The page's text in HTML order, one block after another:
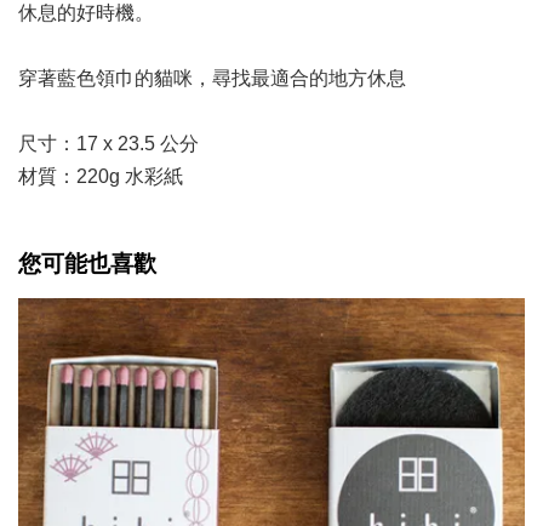
休息的好時機。
穿著藍色領巾的貓咪，尋找最適合的地方休息
尺寸：17 x 23.5 公分
材質：220g 水彩紙
您可能也喜歡